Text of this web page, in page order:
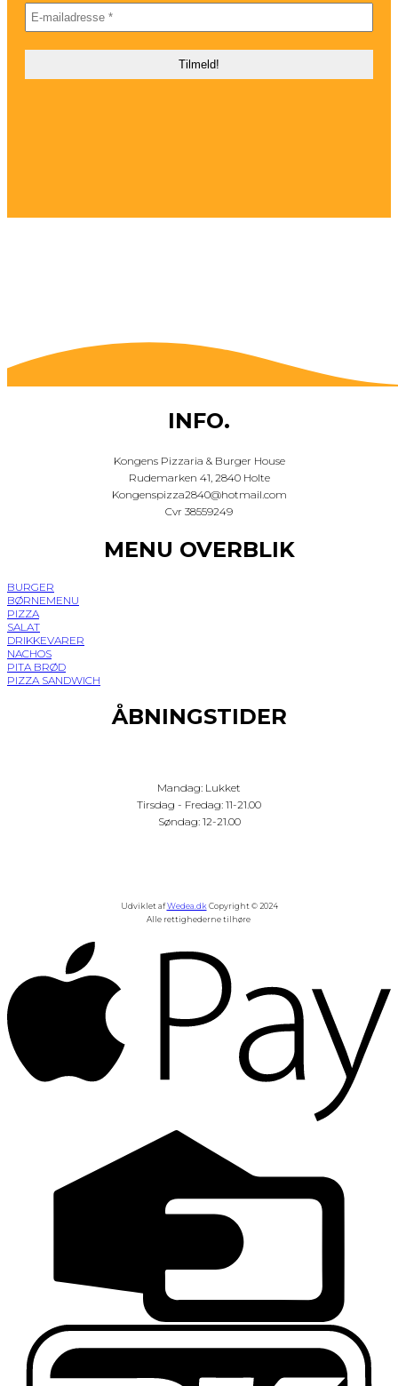
INFO.
Kongens Pizzaria & Burger House
Rudemarken 41, 2840 Holte
Kongenspizza2840@hotmail.com
Cvr 38559249
MENU OVERBLIK
BURGER
BØRNEMENU
PIZZA
SALAT
DRIKKEVARER
NACHOS
PITA BRØD
PIZZA SANDWICH
ÅBNINGSTIDER
Mandag: Lukket
Tirsdag - Fredag: 11-21.00
Søndag: 12-21.00
Udviklet afWedea.dkCopyright © 2024
Alle rettighederne tilhøre